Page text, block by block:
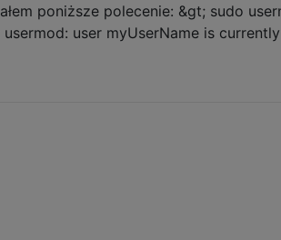
poniższe polecenie: &gt; sudo
user myUserName is currently